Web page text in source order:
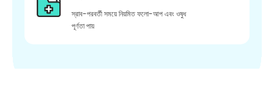
স্রাব-পরবর্তী সময়ে নিয়মিত ফলো-আপ এবং ওষুধ
পূর্ণতা পায়